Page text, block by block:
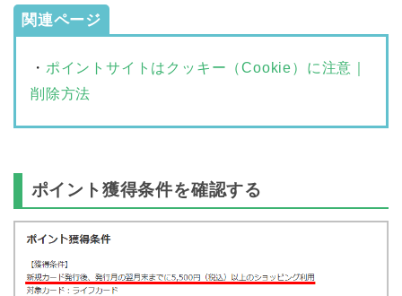
関連ページ
・ ポイントサイトはクッキー（Cookie）に注意｜
削除方法
ポイント獲得条件を確認する